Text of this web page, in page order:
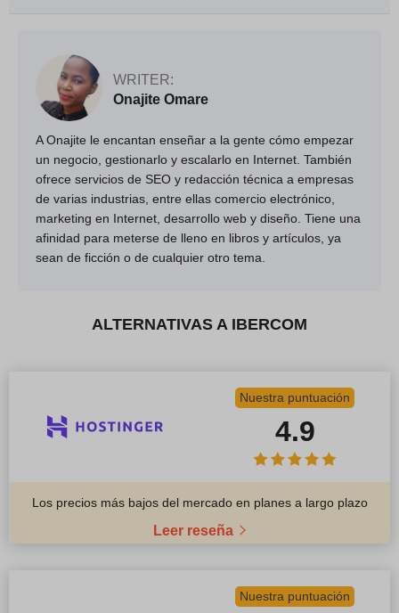
WRITER:
Onajite Omare
A Onajite le encantan enseñar a la gente cómo empezar
un negocio, gestionarlo y escalarlo en Internet. También
ofrece servicios de SEO y redacción técnica a empresas
de varias industrias, entre ellas comercio electrónico,
marketing en Internet, desarrollo web y diseño. Tiene una
afinidad para meterse de lleno en libros y artículos, ya
sean de ficción o de cualquier otro tema.
ALTERNATIVAS A IBERCOM
Nuestra puntuación
4.9
Los precios más bajos del mercado en planes a largo plazo
Leer reseña
Nuestra puntuación